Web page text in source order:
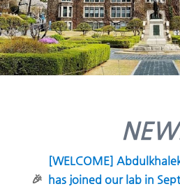
🎉
[WELCOME]
has joined our lab in